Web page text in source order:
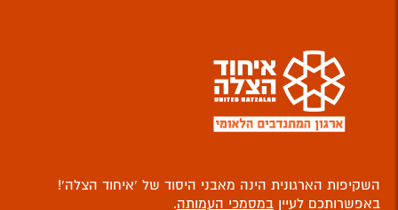
השקיפות הארגונית הינה מאבני היסוד של ‘איחוד הצלה’!
באפשרותכם לעיין במסמכי העמותה.